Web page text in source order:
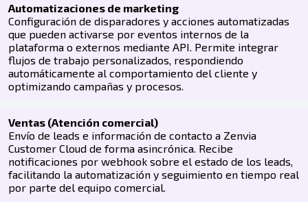
Automatizaciones de marketing
Configuración de disparadores y acciones automatizadas
que pueden activarse por eventos internos de la
plataforma o externos mediante API. Permite integrar
flujos de trabajo personalizados, respondiendo
automáticamente al comportamiento del cliente y
optimizando campañas y procesos.
Ventas (Atención comercial)
Envío de leads e información de contacto a Zenvia
Customer Cloud de forma asincrónica. Recibe
notificaciones por webhook sobre el estado de los leads,
facilitando la automatización y seguimiento en tiempo real
por parte del equipo comercial.